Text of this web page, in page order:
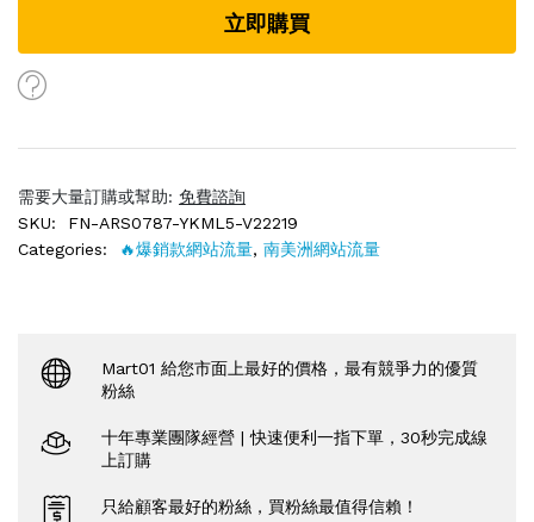
立即購買
需要大量訂購或幫助: 免費諮詢
SKU:
FN-ARS0787-YKML5-V22219
Categories:
🔥爆銷款網站流量, 南美洲網站流量
Mart01 給您市面上最好的價格，最有競爭力的優質
粉絲
十年專業團隊經營 | 快速便利一指下單，30秒完成線
上訂購
只給顧客最好的粉絲，買粉絲最值得信賴！